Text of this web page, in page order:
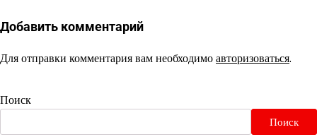
Добавить комментарий
Для отправки комментария вам необходимоавторизоваться.
Поиск
Поиск